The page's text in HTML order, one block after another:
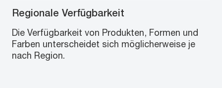
Regionale Verfügbarkeit
Die Verfügbarkeit von Produkten, Formen und
Farben unterscheidet sich möglicherweise je
nach Region.